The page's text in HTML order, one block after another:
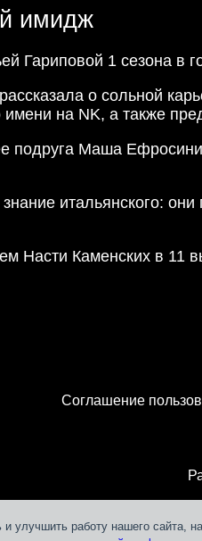
улучшить работу нашего сайта,
имидж
Гариповой 1 сезона в
о сольной
имени на NK, а также
подруга Маша
итальянского:
Насти Каменских в 11
Соглашение